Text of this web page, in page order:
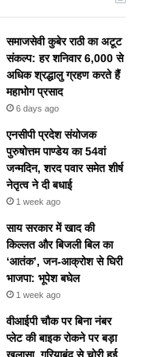
समाजसेवी कुबेर राठी का अटूट
संकल्प: हर शनिवार 6,000 से
अधिक श्रद्धालु ग्रहण करते हैं
महाभोग प्रसाद
6 days ago
एनसीपी प्रदेश संयोजक
पुरुषोत्तम पाण्डेय का 54वां
जन्मदिन, शरद पवार समेत शीर्ष
नेतृत्व ने दी बधाई
1 week ago
​साय सरकार में खाद की
किल्लत और बिजली बिल का
‘आतंक’, जन-आक्रोश से घिरी
भाजपा: भूपेश बघेल
1 week ago
वीआईपी चौक पर बिना नंबर
प्लेट की बाइक रोकने पर बड़ा
खुलासा, गरियाबंद से चोरी हुई